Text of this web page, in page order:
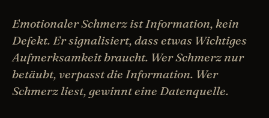
Emotionaler Schmerz ist Information, kein
Defekt. Er signalisiert, dass etwas Wichtiges
Aufmerksamkeit braucht. Wer Schmerz nur
betäubt, verpasst die Information. Wer
Schmerz liest, gewinnt eine Datenquelle.